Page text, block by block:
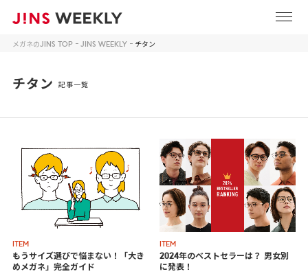
メガネのJINS TOP JINS WEEKLY チタン
チタン 記事一覧
ITEM
もうサイズ選びで悩まない！
「大き
めメガネ」完全ガイド
ITEM
2024年のベストセラーは？ 男女別
に発表！